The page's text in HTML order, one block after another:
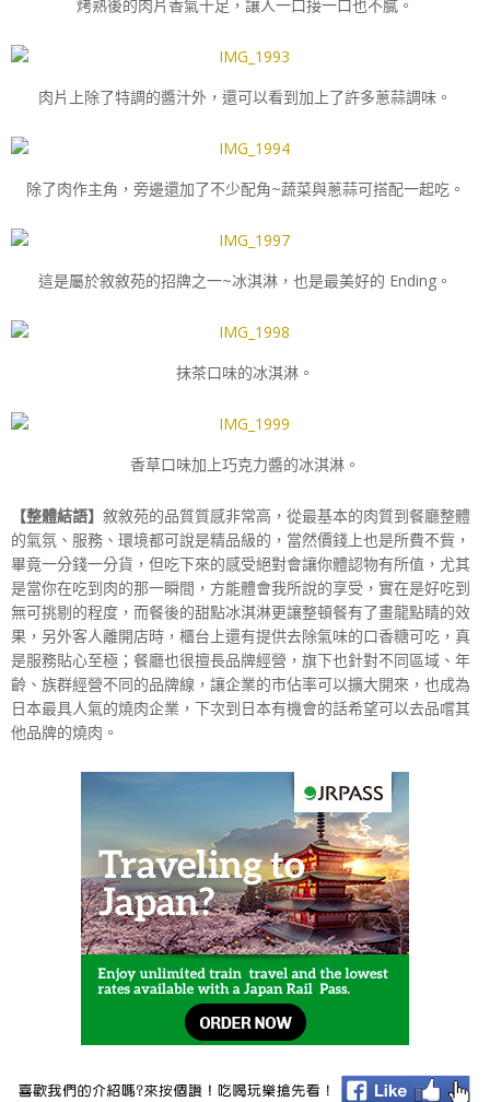
烤熟後的肉片香氣十足，讓人一口接一口也不膩。
肉片上除了特調的醬汁外，還可以看到加上了許多蔥蒜調味。
除了肉作主角，旁邊還加了不少配角~蔬菜與蔥蒜可搭配一起吃。
這是屬於敘敘苑的招牌之一~冰淇淋，也是最美好的 Ending。
抹茶口味的冰淇淋。
香草口味加上巧克力醬的冰淇淋。
【整體結語】 敘敘苑的品質質感非常高，從最基本的肉質到餐廳整體
的氣氛、服務、環境都可說是精品級的，當然價錢上也是所費不貲，
畢竟一分錢一分貨，但吃下來的感受絕對會讓你體認物有所值，尤其
是當你在吃到肉的那一瞬間，方能體會我所說的享受，實在是好吃到
無可挑剔的程度，而餐後的甜點冰淇淋更讓整頓餐有了畫龍點睛的效
果，另外客人離開店時，櫃台上還有提供去除氣味的口香糖可吃，真
是服務貼心至極；餐廳也很擅長品牌經營，旗下也針對不同區域、年
齡、族群經營不同的品牌線，讓企業的市佔率可以擴大開來，也成為
日本最具人氣的燒肉企業，下次到日本有機會的話希望可以去品嚐其
他品牌的燒肉。